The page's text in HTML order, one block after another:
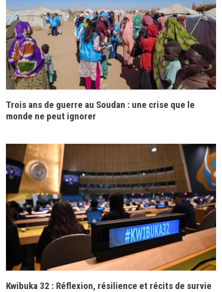
Trois ans de guerre au Soudan : une crise que le
monde ne peut ignorer
Kwibuka 32 : Réflexion, résilience et récits de survie